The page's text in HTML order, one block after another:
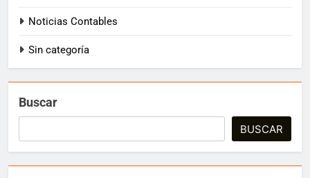
Noticias Contables
Sin categoría
Buscar
BUSCAR